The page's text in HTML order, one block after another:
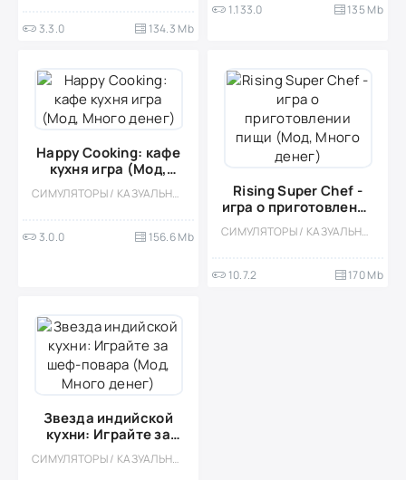
3.3.0 134.3 Mb
1.133.0 135 Mb
Happy Cooking: кафе
кухня игра (Мод,
Много денег)
СИМУЛЯТОРЫ / КАЗУАЛЬНЫЕ / ОДНОПОЛЬЗОВАТЕЛЬСКИЕ / СТИЛИЗАЦИЯ / ОФЛАЙН / МОД / ВСТРОЕННЫЙ КЕШ / КУЛИНАРНАЯ / ДЕВОЧКАМ
3.0.0 156.6 Mb
Rising Super Chef -
игра о приготовлении
пищи (Мод, Много
денег)
СИМУЛЯТОРЫ / КАЗУАЛЬНЫЕ / СТИЛИЗАЦИЯ / ОДНОПОЛЬЗОВАТЕЛЬСКИЕ / ОФЛАЙН / МОД / ВСТРОЕННЫЙ КЕШ / ДЛЯ ДЕТЕЙ / КУЛИНАРНАЯ
10.7.2 170 Mb
Звезда индийской
кухни: Играйте за
шеф-повара (Мод,
Много денег)
СИМУЛЯТОРЫ / КАЗУАЛЬНЫЕ / ОДНОПОЛЬЗОВАТЕЛЬСКИЕ / СТИЛИЗАЦИЯ / МОД / ВСТРОЕННЫЙ КЕШ / ДЛЯ ДЕТЕЙ / ДЕВОЧКАМ